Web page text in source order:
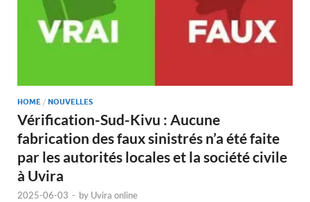
HOME / NOUVELLES
Vérification-Sud-Kivu : Aucune
fabrication des faux sinistrés n’a été faite
par les autorités locales et la société civile
à Uvira
2025-06-03 - by Uvira online